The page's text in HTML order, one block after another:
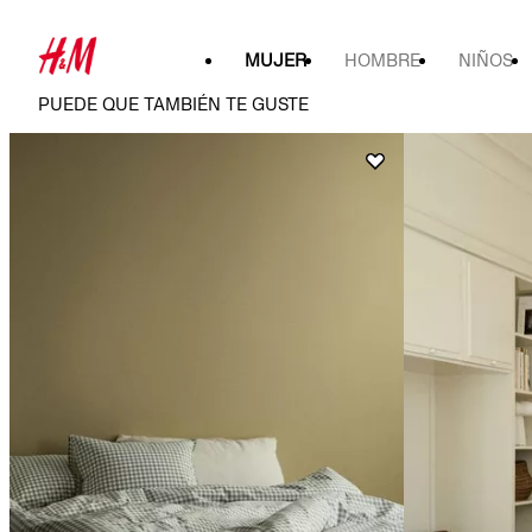
MUJER HOMBRE NIÑOS
PUEDE QUE TAMBIÉN TE GUSTE